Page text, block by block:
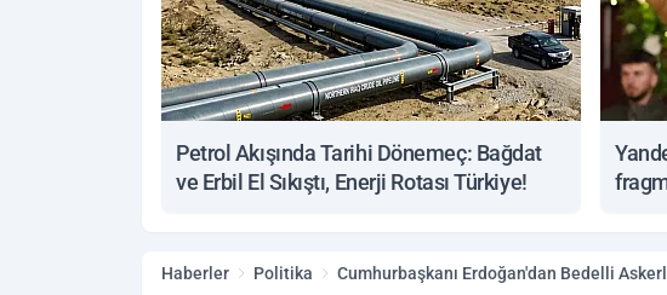
Petrol Akışında Tarihi Dönemeç: Bağdat
ve Erbil El Sıkıştı, Enerji Rotası Türkiye!
Haberler Politika Cumhurbaşkanı Erdoğan'dan Bedelli